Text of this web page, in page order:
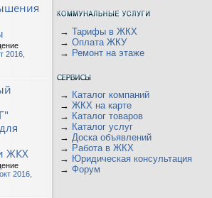
2016,
ЖКХ
2016,
→ Тарифы в ЖКХ
→ Оплата ЖКУ
→ Ремонт на этаже
→ Каталог компаний
→ ЖКХ на карте
→ Каталог товаров
→ Каталог услуг
→ Доска объявлений
→ Работа в ЖКХ
→ Юридическая консультация
→ Форум